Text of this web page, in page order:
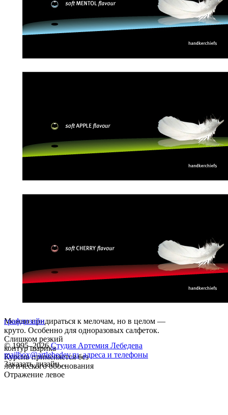
Можно придираться к мелочам, но в целом —
круто. Особенно для одноразовых салфеток.
Слишком резкий
контур шарика
Курсив применяется без
логического обоснования
Отражение левое
графдизайн
© 1995–2026 Студия Артемия Лебедева
mailbox@artlebedev.ru, адреса и телефоны
Заказать дизайн...